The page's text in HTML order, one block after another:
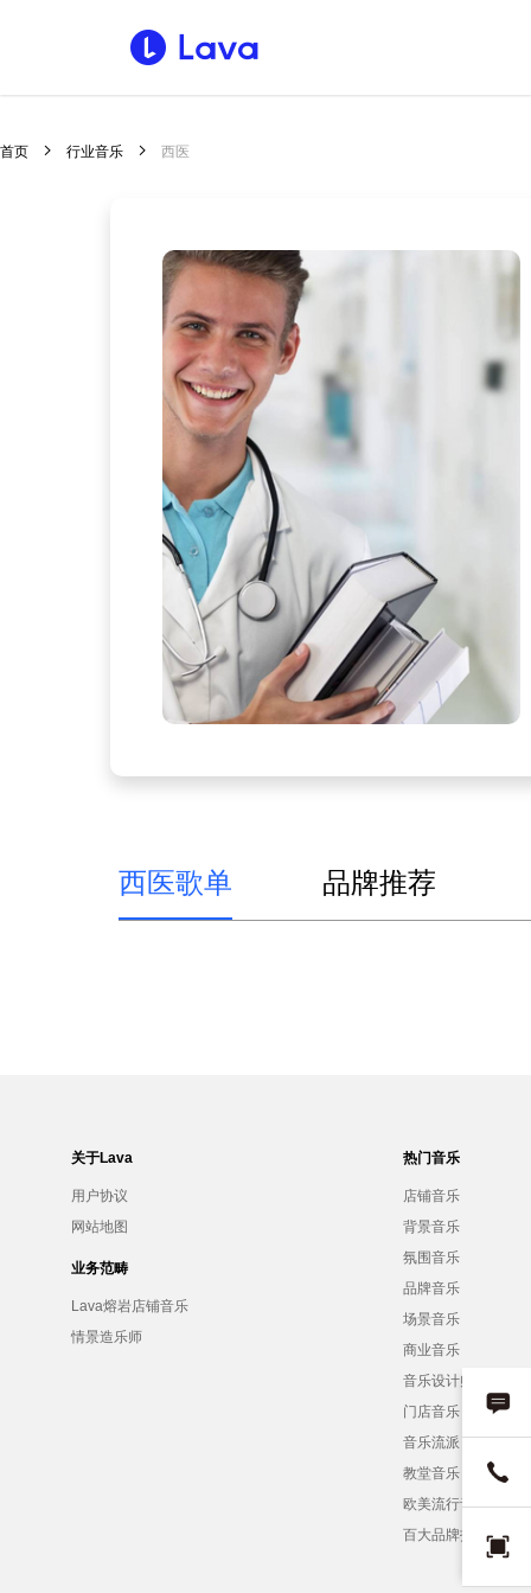
首页 行业音乐 西医
西医歌单 品牌推荐
关于Lava
用户协议
网站地图
业务范畴
Lava熔岩店铺音乐
情景造乐师
热门音乐
店铺音乐
背景音乐
氛围音乐
品牌音乐
场景音乐
商业音乐
音乐设计师
门店音乐
音乐流派
教堂音乐
欧美流行音乐
百大品牌招募